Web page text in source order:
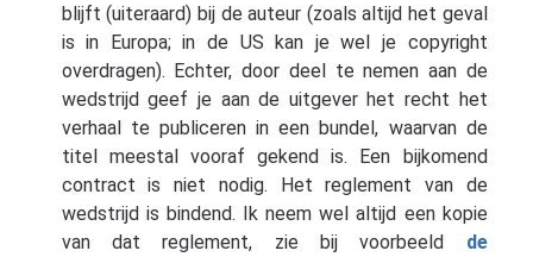
blijft (uiteraard) bij de auteur (zoals altijd het geval
is in Europa; in de US kan je wel je copyright
overdragen). Echter, door deel te nemen aan de
wedstrijd geef je aan de uitgever het recht het
verhaal te publiceren in een bundel, waarvan de
titel meestal vooraf gekend is. Een bijkomend
contract is niet nodig. Het reglement van de
wedstrijd is bindend. Ik neem wel altijd een kopie
van dat reglement, zie bij voorbeeld de